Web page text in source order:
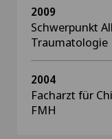
2009
Schwerpunkt
Traumatologie
2004
Facharzt für
FMH